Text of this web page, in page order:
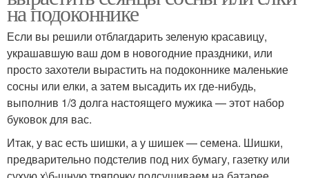
на подоконнике
Если вы решили отблагдарить зеленую красавицу,
украшавшую ваш дом в новогодние праздники, или
просто захотели вырастить на подоконнике маленькие
сосны или елки, а затем высадить их где-нибудь,
выполнив 1/3 долга настоящего мужика — этот набор
буковок для вас.
Итак, у вас есть шишки, а у шишек — семена. Шишки,
предварительно подстелив под них бумагу, газетку или